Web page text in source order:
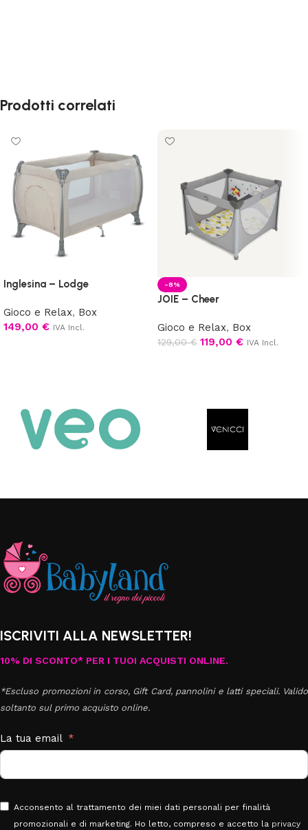
Prodotti correlati
Inglesina – Lodge
Gioco e Relax, Box
149,00 € IVA Incl.
-8%
JOIE – Cheer
Gioco e Relax, Box
129,00€ 119,00 € IVA Incl.
ISCRIVITI ALLA NEWSLETTER!
10% DI SCONTO* PER I TUOI ACQUISTI ONLINE.
*Escluso promozioni in corso, Gift Card, pannolini e latti speciali. Valido
soltanto sul primo acquisto online.
La tua email
Acconsento al trattamento dei miei dati personali per finalità
promozionali e di marketing. Ho letto, compreso e accetto la privacy